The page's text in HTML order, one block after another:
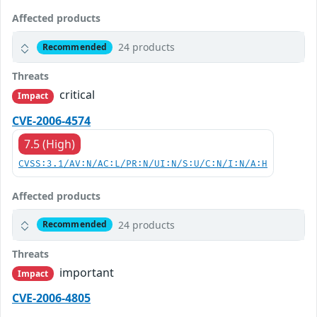
Affected products
Recommended 24 products
Threats
Impact
critical
CVE-2006-4574
7.5 (High)
CVSS:3.1/AV:N/AC:L/PR:N/UI:N/S:U/C:N/I:N/A:H
Affected products
Recommended 24 products
Threats
Impact
important
CVE-2006-4805